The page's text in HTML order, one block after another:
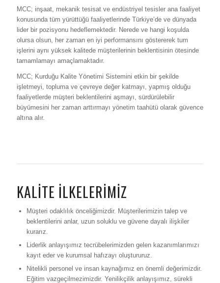
MCC; inşaat, mekanik tesisat ve endüstriyel tesisler ana faaliyet
konusunda tüm yürüttüğü faaliyetlerinde Türkiye’de ve dünyada
lider bir pozisyonu hedeflemektedir. Nerede ve hangi koşulda
olursa olsun, her zaman en iyi performansını göstererek tum
işlerini aynı yüksek kalitede müşterilerinin beklentisinin ötesinde
tamamlamayı amaçlamaktadır.
MCC; Kurduğu Kalite Yönetimi Sistemini etkin bir şekilde
işletmeyi, topluma ve çevreye değer katmayı, yapmış olduğu
faaliyetlerde müşteri beklentilerini aşmayı, sürdürülebilir
büyümesini her zaman arttırmayı yönetim taahütü olarak güvence
altına alır.
KALITE ILKELERIMIZ
Müşteri odaklılık önceliğimizdir. Müşterilerimizin talep ve
beklentilerini anlar, uzun soluklu ve güvene dayalı ilişkiler
kurarız.
Liderlik anlayışımız tecrübelerimizden gelen kazanımlarımızı
kayıt eder ve kurumsal hafızayı oluştururuz.
Nitelikli personel ve insan kaynağımız en önemli değerimizdir.
Eğitim vazgeçilmezimizdir. Yenilikçilik anlayışımız, sürekli